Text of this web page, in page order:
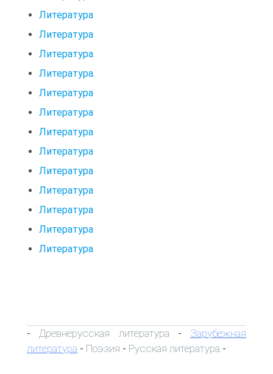
Литература
Литература
Литература
Литература.
Литература
Литература
Литература
Литература
Литература
Литература
Литература
Литература
Литература
- Древнерусская литература - Зарубежная
литература - Поэзия - Русская литература -